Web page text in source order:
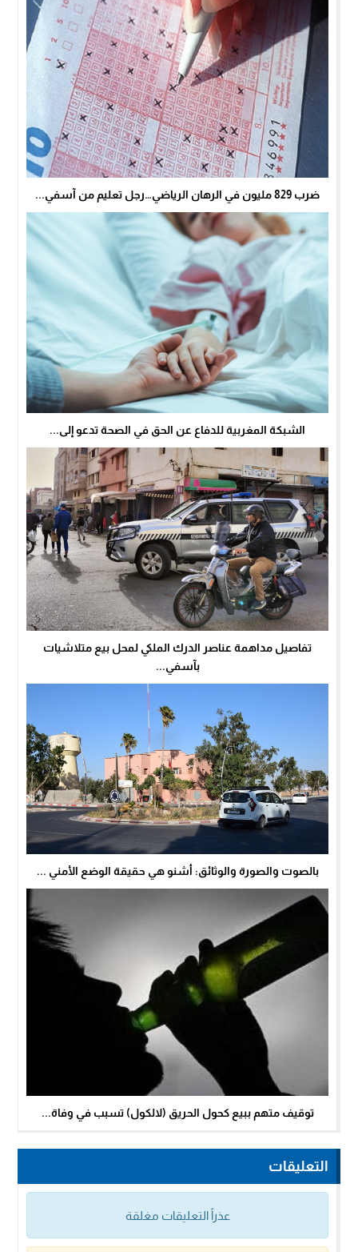
ضرب 829 مليون في الرهان الرياضي…رجل تعليم من آسفي...
الشبكة المغربية للدفاع عن الحق في الصحة تدعو إلى...
تفاصيل مداهمة عناصر الدرك الملكي لمحل بيع متلاشيات
بآسفي...
بالصوت والصورة والوثائق: أشنو هي حقيقة الوضع الأمني ...
توقيف متهم ببيع كحول الحريق (لالكول) تسبب في وفاة...
التعليقات
عذراً التعليقات مغلقة